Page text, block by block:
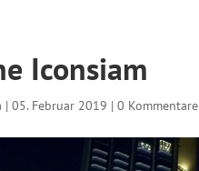
Iconsiam
| 05. Februar 2019 | 0 Kommentare